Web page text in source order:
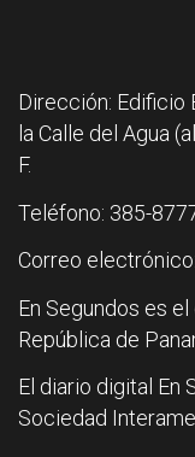
Dirección: Edificio
la Calle del Agua
F.
Teléfono: 385-
Correo
En Segundos es
República de
El diario digital En
Sociedad